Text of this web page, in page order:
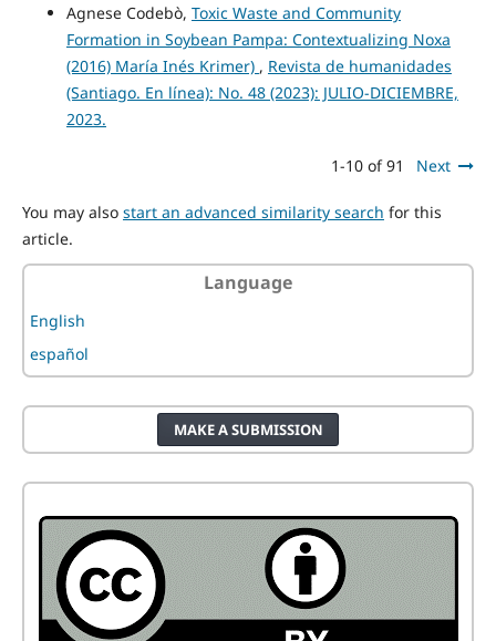
Agnese Codebò, Toxic Waste and Community
Formation in Soybean Pampa: Contextualizing Noxa
(2016) María Inés Krimer) , Revista de humanidades
(Santiago. En línea): No. 48 (2023): JULIO-DICIEMBRE,
2023.
1-10 of 91 Next
You may also start an advanced similarity search for this
article.
Language
English
español
MAKE A SUBMISSION